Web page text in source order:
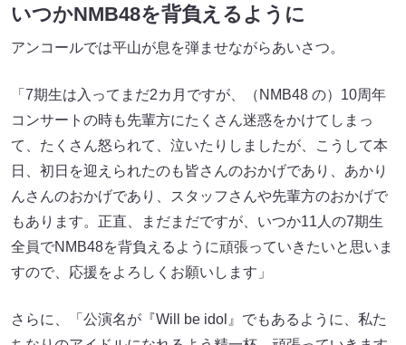
いつかNMB48を背負えるように
アンコールでは平山が息を弾ませながらあいさつ。
「7期生は入ってまだ2カ月ですが、（NMB48 の）10周年
コンサートの時も先輩方にたくさん迷惑をかけてしまっ
て、たくさん怒られて、泣いたりしましたが、こうして本
日、初日を迎えられたのも皆さんのおかげであり、あかり
んさんのおかげであり、スタッフさんや先輩方のおかげで
もあります。正直、まだまだですが、いつか11人の7期生
全員でNMB48を背負えるように頑張っていきたいと思いま
すので、応援をよろしくお願いします」
さらに、「公演名が『Will be idol』でもあるように、私た